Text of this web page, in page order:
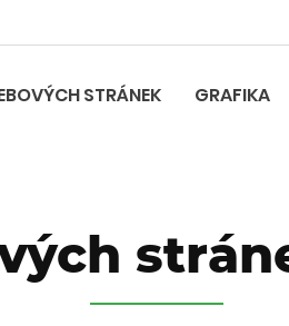
STRÁNEK GRAFIKA